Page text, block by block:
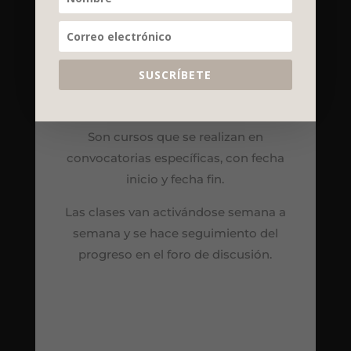
Cursos tutorizados
Son cursos que se realizan en
convocatorias específicas, con fecha
inicio y fecha fin.
Las clases van activándose semana a
semana y se hace seguimiento del
progreso en el foro de discusión.
SUSCRÍBETE